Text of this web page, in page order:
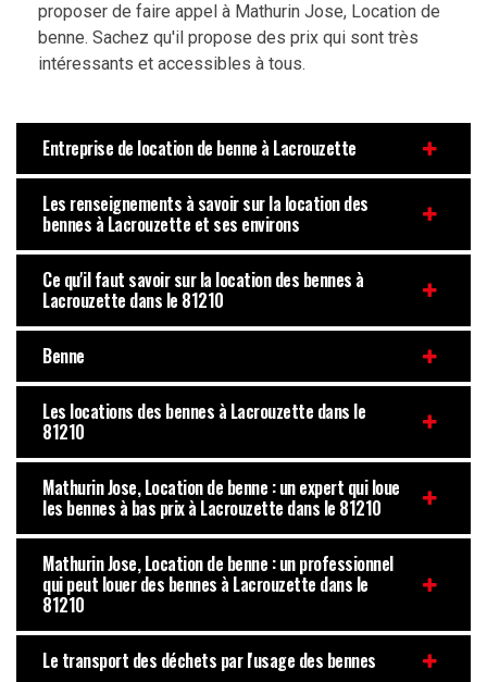
proposer de faire appel à Mathurin Jose, Location de
benne. Sachez qu'il propose des prix qui sont très
intéressants et accessibles à tous.
Entreprise de location de benne à Lacrouzette
Les renseignements à savoir sur la location des
bennes à Lacrouzette et ses environs
Ce qu'il faut savoir sur la location des bennes à
Lacrouzette dans le 81210
Benne
Les locations des bennes à Lacrouzette dans le
81210
Mathurin Jose, Location de benne : un expert qui loue
les bennes à bas prix à Lacrouzette dans le 81210
Mathurin Jose, Location de benne : un professionnel
qui peut louer des bennes à Lacrouzette dans le
81210
Le transport des déchets par l'usage des bennes